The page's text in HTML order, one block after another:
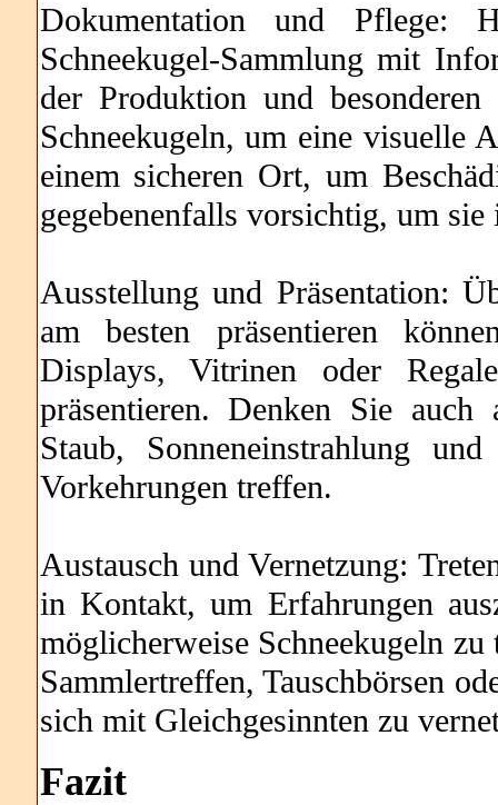
Dokumentation und Pflege:
Schneekugel-Sammlung mit
der Produktion und
Schneekugeln, um eine visuelle
einem sicheren Ort, um
gegebenenfalls vorsichtig, um
Ausstellung und Präsentation:
am besten präsentieren
Displays, Vitrinen oder
präsentieren. Denken Sie
Staub, Sonneneinstrahlung
Vorkehrungen treffen.
Austausch und Vernetzung:
in Kontakt, um Erfahrungen
möglicherweise Schneekugeln
Sammlertreffen, Tauschbörsen
sich mit Gleichgesinnten zu
Fazit